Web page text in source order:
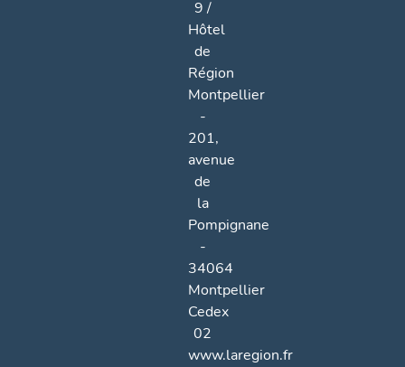
9 /
Hôtel
de
Région
Montpellier
-
201,
avenue
de
la
Pompignane
-
34064
Montpellier
Cedex
02
www.laregion.fr